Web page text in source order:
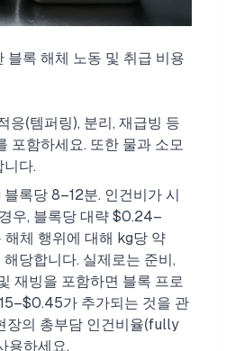
블록 해체 노동 및 취급 비용
응(템퍼링), 분리, 재급빙 등
포함하세요. 또한 물과 소모
다.
록당 8–12분. 인건비가 시
우, 블록당 대략 $0.24–
체 행위에 대해 kg당 약
당합니다. 실제로는 준비,
재빙을 포함하면 블록 프로
가 추가되는 것을 관
장의 총부담 인건비율(fully
용하세요.